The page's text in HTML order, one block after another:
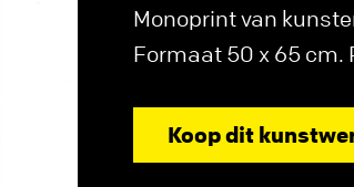
Monoprint van
Formaat 50 x 65 cm.
Koop dit